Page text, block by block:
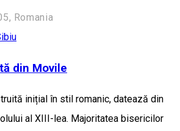
Romania
din Movile
inițial în stil romanic, datează din
al XIII-lea. Majoritatea bisericilor